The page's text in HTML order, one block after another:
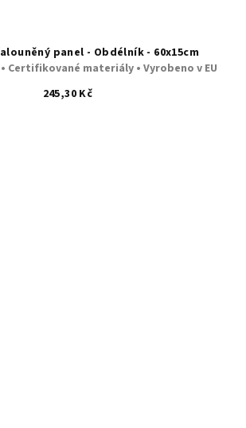
panel - Obdélník - 60x15cm
Certifikované materiály • Vyrobeno v EU
245,30 Kč